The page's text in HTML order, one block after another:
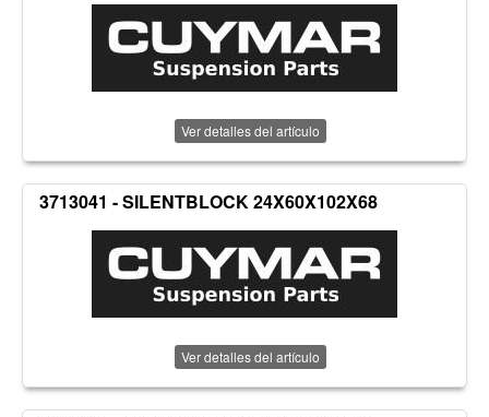
Ver detalles del artículo
3713041 - SILENTBLOCK 24X60X102X68
Ver detalles del artículo